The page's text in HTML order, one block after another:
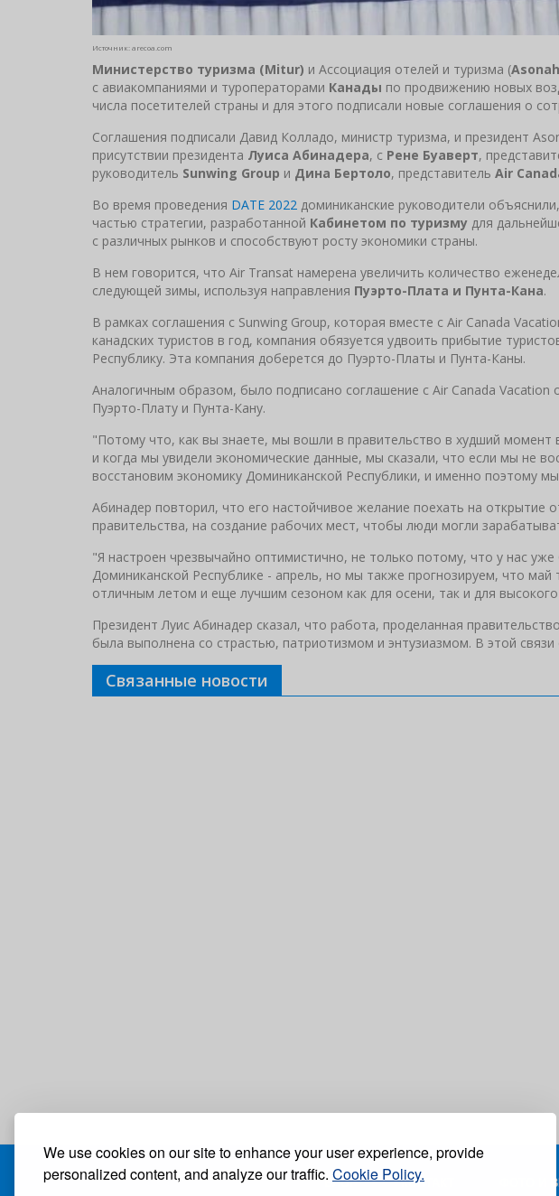
We use cookies on our site to enhance your user experience, provide
personalized content, and analyze our traffic. Cookie Policy.
Источник: arecoa.com
Министерство туризма (Mitur) и Ассоциация отелей и туризма (
с авиакомпаниями и туроператорами Канады по продвижению новых
числа посетителей страны и для этого подписали новые соглашения о
Соглашения подписали Давид Колладо, министр туризма, и президент
присутствии президента Луиса Абинадера, с Рене Буаверт,
руководитель Sunwing Group и Дина Бертоло, представитель Air
Во время проведения DATE 2022 доминиканские руководители
частью стратегии, разработанной Кабинетом по туризму для
с различных рынков и способствуют росту экономики страны.
В нем говорится, что Air Transat намерена увеличить количество
следующей зимы, используя направления Пуэрто-Плата и Пунта-Кана.
В рамках соглашения с Sunwing Group, которая вместе с Air Canada
канадских туристов в год, компания обязуется удвоить прибытие
Республику. Эта компания доберется до Пуэрто-Платы и Пунта-Каны.
Аналогичным образом, было подписано соглашение с Air Canada Vacation
Пуэрто-Плату и Пунта-Кану.
"Потому что, как вы знаете, мы вошли в правительство в худший момент
и когда мы увидели экономические данные, мы сказали, что если мы не
восстановим экономику Доминиканской Республики, и именно поэтому
Абинадер повторил, что его настойчивое желание поехать на открытие
правительства, на создание рабочих мест, чтобы люди могли
"Я настроен чрезвычайно оптимистично, не только потому, что у нас
Доминиканской Республике - апрель, но мы также прогнозируем, что
отличным летом и еще лучшим сезоном как для осени, так и для
Президент Луис Абинадер сказал, что работа, проделанная
была выполнена со страстью, патриотизмом и энтузиазмом. В этой связи
Связанные новости
БЛОГ КОНТАКТ ФОТО И